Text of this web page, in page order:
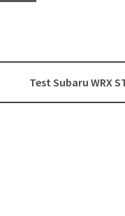
Test Subaru WRX